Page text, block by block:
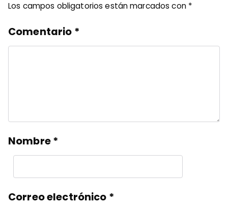
Los campos obligatorios están marcados con *
Comentario *
Nombre*
Correo electrónico *